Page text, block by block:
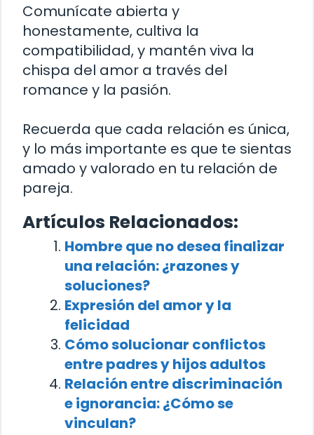
Comunícate abierta y
honestamente, cultiva la
compatibilidad, y mantén viva la
chispa del amor a través del
romance y la pasión.
Recuerda que cada relación es única,
y lo más importante es que te sientas
amado y valorado en tu relación de
pareja.
Artículos Relacionados:
Hombre que no desea finalizar
una relación: ¿razones y
soluciones?
Expresión del amor y la
felicidad
Cómo solucionar conflictos
entre padres y hijos adultos
Relación entre discriminación
e ignorancia: ¿Cómo se
vinculan?